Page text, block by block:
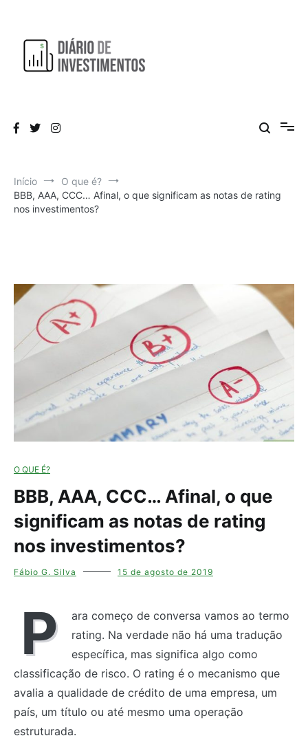
conteúdo
Início
O que é?
BBB, AAA, CCC… Afinal, o que significam as notas de rating
nos investimentos?
O QUE É?
BBB, AAA, CCC… Afinal, o que
significam as notas de rating
nos investimentos?
Fábio G. Silva 15 de agosto de 2019
P
ara começo de conversa vamos ao termo
rating. Na verdade não há uma tradução
específica, mas significa algo como
classificação de risco. O rating é o mecanismo que
avalia a qualidade de crédito de uma empresa, um
país, um título ou até mesmo uma operação
estruturada.